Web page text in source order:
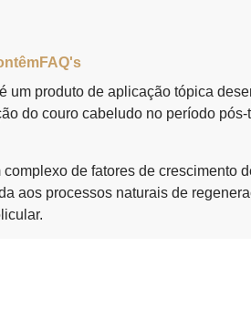
FAQ's
um produto de aplicação tópica
do couro cabeludo no período
de fatores de crescimento
aos processos naturais de